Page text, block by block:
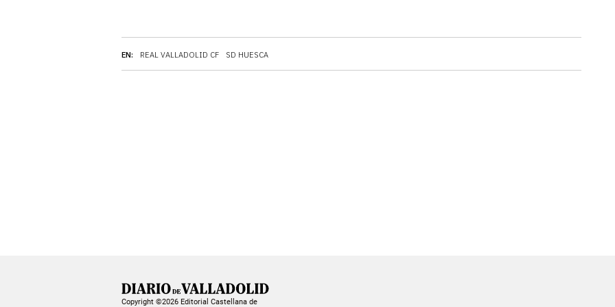
EN: REAL VALLADOLID CF SD HUESCA
Copyright ©2026 Editorial Castellana de